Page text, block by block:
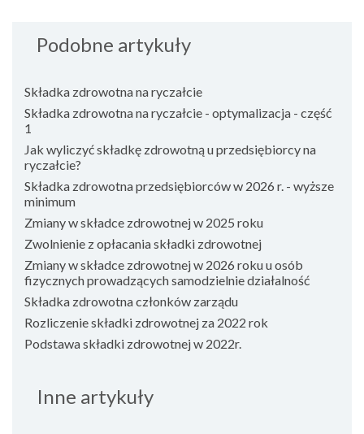
Podobne artykuły
Składka zdrowotna na ryczałcie
Składka zdrowotna na ryczałcie - optymalizacja - część
1
Jak wyliczyć składkę zdrowotną u przedsiębiorcy na
ryczałcie?
Składka zdrowotna przedsiębiorców w 2026 r. - wyższe
minimum
Zmiany w składce zdrowotnej w 2025 roku
Zwolnienie z opłacania składki zdrowotnej
Zmiany w składce zdrowotnej w 2026 roku u osób
fizycznych prowadzących samodzielnie działalność
Składka zdrowotna członków zarządu
Rozliczenie składki zdrowotnej za 2022 rok
Podstawa składki zdrowotnej w 2022r.
Inne artykuły